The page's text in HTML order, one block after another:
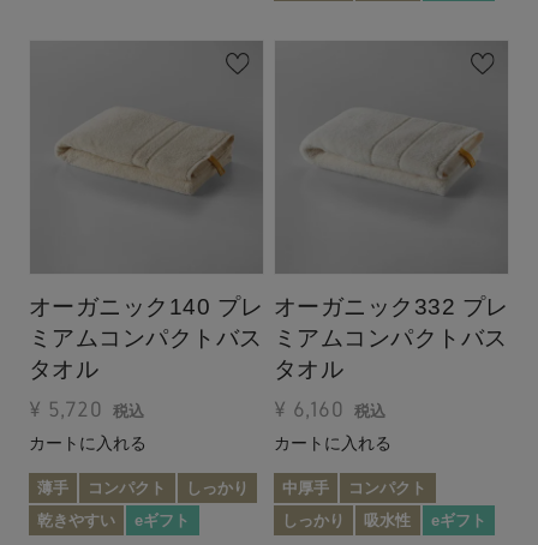
オーガニック140 プレ
ミアムコンパクトバス
タオル
¥ 5,720 税込
カートに入れる
薄手 コンパクト
しっかり
乾きやすい
eギフト
オーガニック332 プレ
ミアムコンパクトバス
タオル
¥ 6,160 税込
カートに入れる
中厚手
コンパクト
しっかり
吸水性 eギフト